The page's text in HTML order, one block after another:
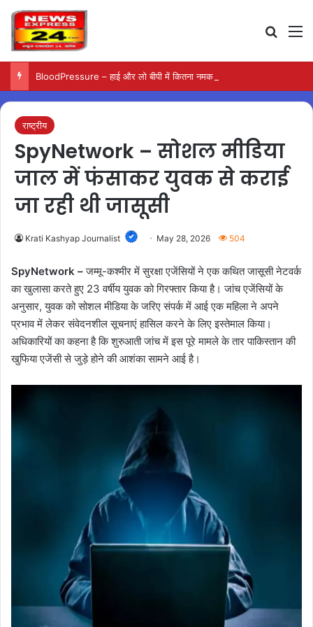
राष्ट्रीय
SpyNetwork – सोशल मीडिया
जाल में फंसाकर युवक से कराई
जा रही थी जासूसी
Krati Kashyap Journalist May 28, 2026 504
SpyNetwork –जम्मू-कश्मीर में सुरक्षा एजेंसियों ने एक कथित जासूसी नेटवर्क
का खुलासा करते हुए 23 वर्षीय युवक को गिरफ्तार किया है। जांच एजेंसियों के
अनुसार, युवक को सोशल मीडिया के जरिए संपर्क में आई एक महिला ने अपने
प्रभाव में लेकर संवेदनशील सूचनाएं हासिल करने के लिए इस्तेमाल किया।
अधिकारियों का कहना है कि शुरुआती जांच में इस पूरे मामले के तार पाकिस्तान की
खुफिया एजेंसी से जुड़े होने की आशंका सामने आई है।